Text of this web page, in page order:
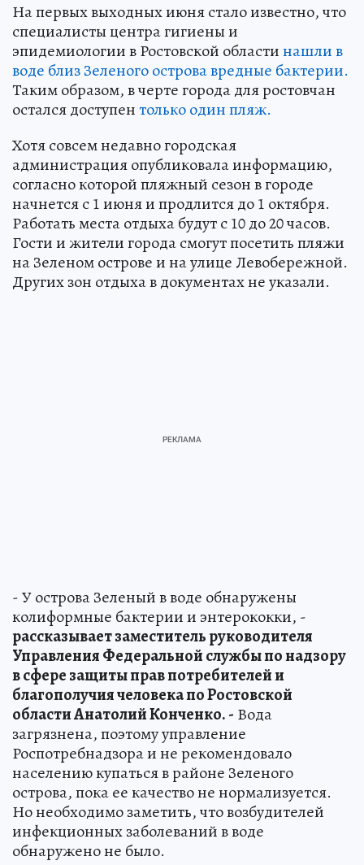
На первых выходных июня стало известно, что
специалисты центра гигиены и
эпидемиологии в Ростовской областинашли в
воде близ Зеленого острова вредные бактерии.
Таким образом, в черте города для ростовчан
остался доступентолько один пляж.
Хотя совсем недавно городская
администрация опубликовала информацию,
согласно которой пляжный сезон в городе
начнется с 1 июня и продлится до 1 октября.
Работать места отдыха будут с 10 до 20 часов.
Гости и жители города смогут посетить пляжи
на Зеленом острове и на улице Левобережной.
Других зон отдыха в документах не указали.
- У острова Зеленый в воде обнаружены
колиформные бактерии и энтерококки, -
рассказывает заместитель руководителя
Управления Федеральной службы по надзору
в сфере защиты прав потребителей и
благополучия человека по Ростовской
области Анатолий Конченко. - Вода
загрязнена, поэтому управление
Роспотребнадзора и не рекомендовало
населению купаться в районе Зеленого
острова, пока ее качество не нормализуется.
Но необходимо заметить, что возбудителей
инфекционных заболеваний в воде
обнаружено не было.